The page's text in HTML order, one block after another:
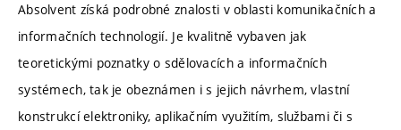
Absolvent získá podrobné znalosti v oblasti komunikačních a
informačních technologií. Je kvalitně vybaven jak
teoretickými poznatky o sdělovacích a informačních
systémech, tak je obeznámen i s jejich návrhem, vlastní
konstrukcí elektroniky, aplikačním využitím, službami či s